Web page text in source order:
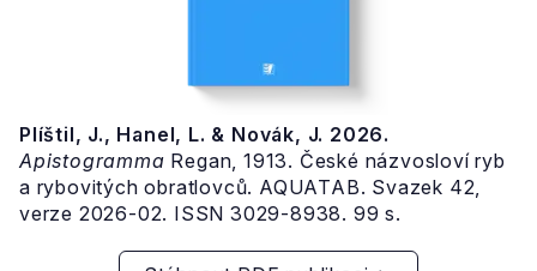
Plíštil, J., Hanel, L. & Novák, J. 2026.
Apistogramma Regan, 1913. České názvosloví ryb
a rybovitých obratlovců. AQUATAB. Svazek 42,
verze 2026-02. ISSN 3029-8938. 99 s.